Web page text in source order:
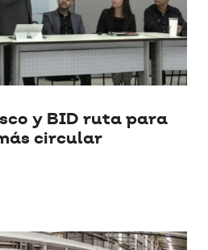
y BID ruta para
circular